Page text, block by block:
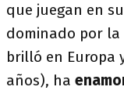
que juegan en
dominado por
brilló en Europa
años), ha